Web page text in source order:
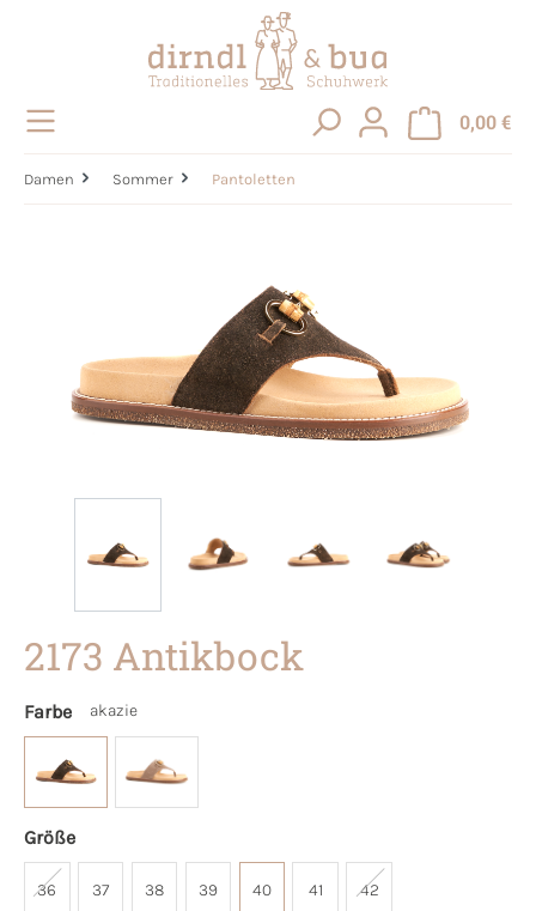
0,00 €
Damen Sommer Pantoletten
2173 Antikbock
Farbe akazie
Größe
36 37 38 39 40 41 42